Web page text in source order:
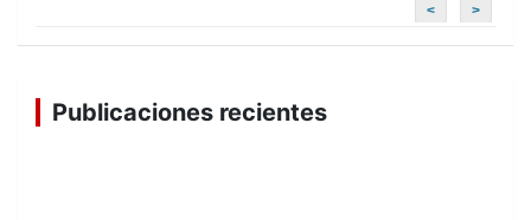
< >
Publicaciones recientes